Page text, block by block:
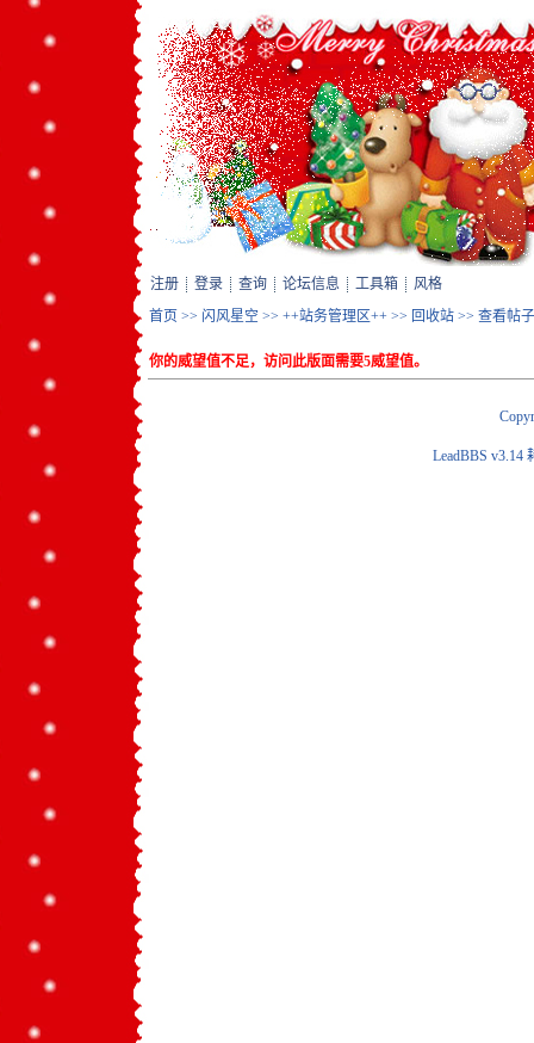
注册 登录 查询 论坛信息 工具箱
风格
首页 >> 闪风星空 >> ++站务管理区++ >> 回收站 >> 查看帖子
你的威望值不足，访问此版面需要5威望值。
LeadBBS v3.14